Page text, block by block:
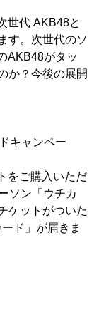
世代 AKB48と
す。次世代のソ
AKB48がタッ
か？今後の展開
キャンペー
をご購入いただ
ソン「ウチカ
ケットがついた
ド」が届きま